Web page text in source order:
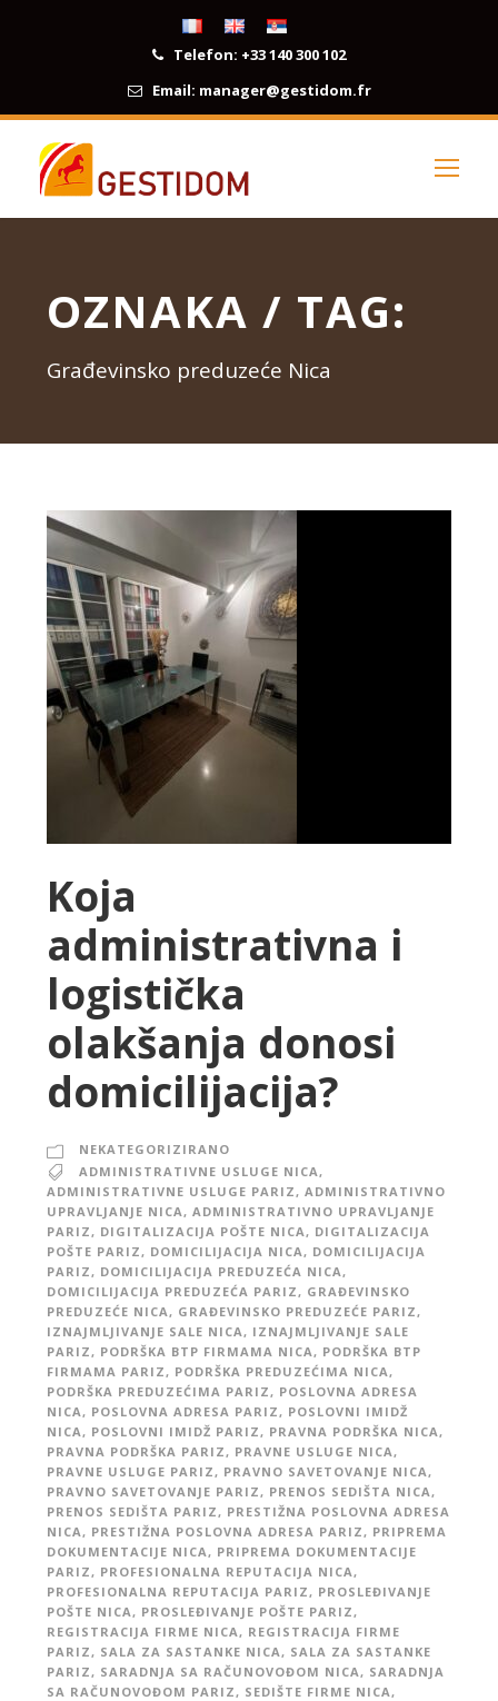
Telefon: +33 140 300 102
Email: manager@gestidom.fr
OZNAKA / TAG:
Građevinsko preduzeće Nica
Koja
administrativna i
logistička
olakšanja donosi
domicilijacija?
NEKATEGORIZIRANO
ADMINISTRATIVNE USLUGE NICA ,
ADMINISTRATIVNE USLUGE PARIZ , ADMINISTRATIVNO
UPRAVLJANJE NICA , ADMINISTRATIVNO UPRAVLJANJE
PARIZ , DIGITALIZACIJA POŠTE NICA , DIGITALIZACIJA
POŠTE PARIZ , DOMICILIJACIJA NICA , DOMICILIJACIJA
PARIZ , DOMICILIJACIJA PREDUZEĆA NICA ,
DOMICILIJACIJA PREDUZEĆA PARIZ , GRAĐEVINSKO
PREDUZEĆE NICA , GRAĐEVINSKO PREDUZEĆE PARIZ ,
IZNAJMLJIVANJE SALE NICA , IZNAJMLJIVANJE SALE
PARIZ , PODRŠKA BTP FIRMAMA NICA , PODRŠKA BTP
FIRMAMA PARIZ , PODRŠKA PREDUZEĆIMA NICA ,
PODRŠKA PREDUZEĆIMA PARIZ , POSLOVNA ADRESA
NICA , POSLOVNA ADRESA PARIZ , POSLOVNI IMIDŽ
NICA , POSLOVNI IMIDŽ PARIZ , PRAVNA PODRŠKA NICA ,
PRAVNA PODRŠKA PARIZ , PRAVNE USLUGE NICA ,
PRAVNE USLUGE PARIZ , PRAVNO SAVETOVANJE NICA ,
PRAVNO SAVETOVANJE PARIZ , PRENOS SEDIŠTA NICA ,
PRENOS SEDIŠTA PARIZ , PRESTIŽNA POSLOVNA ADRESA
NICA , PRESTIŽNA POSLOVNA ADRESA PARIZ , PRIPREMA
DOKUMENTACIJE NICA , PRIPREMA DOKUMENTACIJE
PARIZ , PROFESIONALNA REPUTACIJA NICA ,
PROFESIONALNA REPUTACIJA PARIZ , PROSLEĐIVANJE
POŠTE NICA , PROSLEĐIVANJE POŠTE PARIZ ,
REGISTRACIJA FIRME NICA , REGISTRACIJA FIRME
PARIZ , SALA ZA SASTANKE NICA , SALA ZA SASTANKE
PARIZ , SARADNJA SA RAČUNOVOĐOM NICA , SARADNJA
SA RAČUNOVOĐOM PARIZ , SEDIŠTE FIRME NICA ,